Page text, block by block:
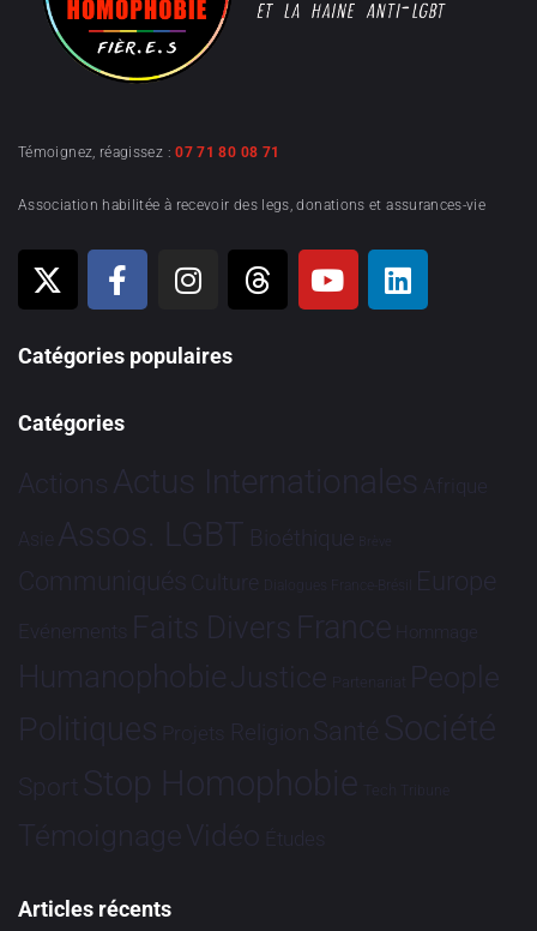
Témoignez, réagissez :07 71 80 08 71
Association habilitée à recevoir des legs, donations et assurances-vie
Catégories populaires
Catégories
Actions Actus Internationales Afrique
Asie Assos. LGBT Bioéthique Brève
Communiqués Culture Dialogues France-Brésil Europe
Evénements Faits Divers France Hommage
HumanophobieJustice Partenariat People
Politiques Projets Religion Santé Société
Sport Stop Homophobie Tech Tribune
TémoignageVidéo Études
Articles récents